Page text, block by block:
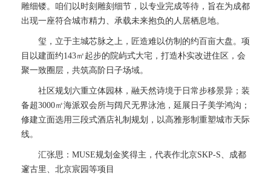
雕细镂。咱们以时刻雕刻细节，以专业完成等待，旨在为成都
出现一座符合城市精力、承载未来抱负的人居栖息地。
玺，立于主城芯脉之上，匠造难以仿制的约百亩大盘。项
目以建面约143㎡起步的院屿式大宅，打造朴实改进住区，会
聚一致圈层，共筑高阶日子场域。
社区规划六重立体园林，融天然诗境于日常步移景异；装
备超3000㎡海派双会所与阔尺无界泳池，延展日子美学鸿沟；
修建立面选用三段式酒店礼制规划，以高雅形制重塑城市天际
线。
汇张思：MUSE规划金奖得主，代表作北京SKP-S、成都
邃古里、北京宸园等项目